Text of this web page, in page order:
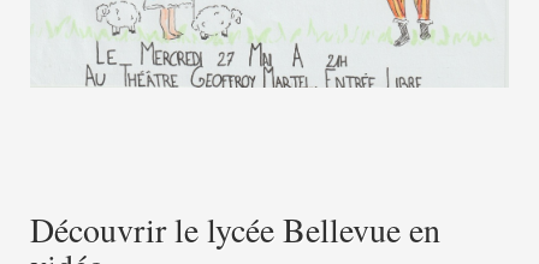
Découvrir le lycée Bellevue en